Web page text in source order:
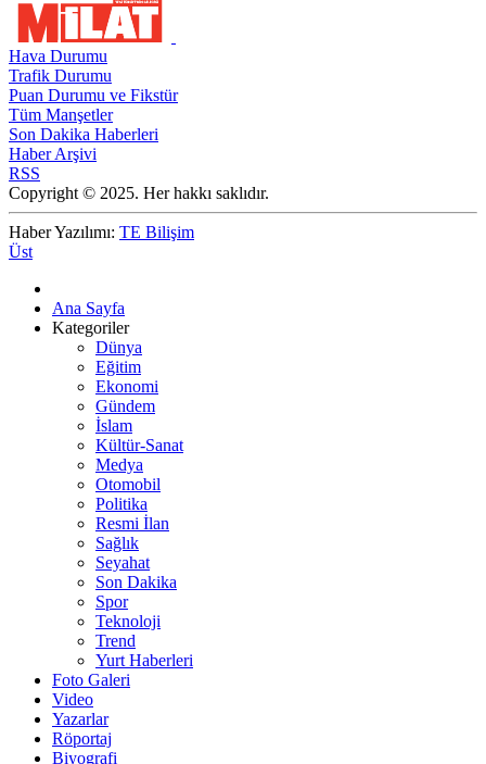
Hava Durumu
Trafik Durumu
Puan Durumu ve Fikstür
Tüm Manşetler
Son Dakika Haberleri
Haber Arşivi
RSS
Copyright © 2025. Her hakkı saklıdır.
Haber Yazılımı: TE Bilişim
Üst
Ana Sayfa
Kategoriler
Dünya
Eğitim
Ekonomi
Gündem
İslam
Kültür-Sanat
Medya
Otomobil
Politika
Resmi İlan
Sağlık
Seyahat
Son Dakika
Spor
Teknoloji
Trend
Yurt Haberleri
Foto Galeri
Video
Yazarlar
Röportaj
Biyografi